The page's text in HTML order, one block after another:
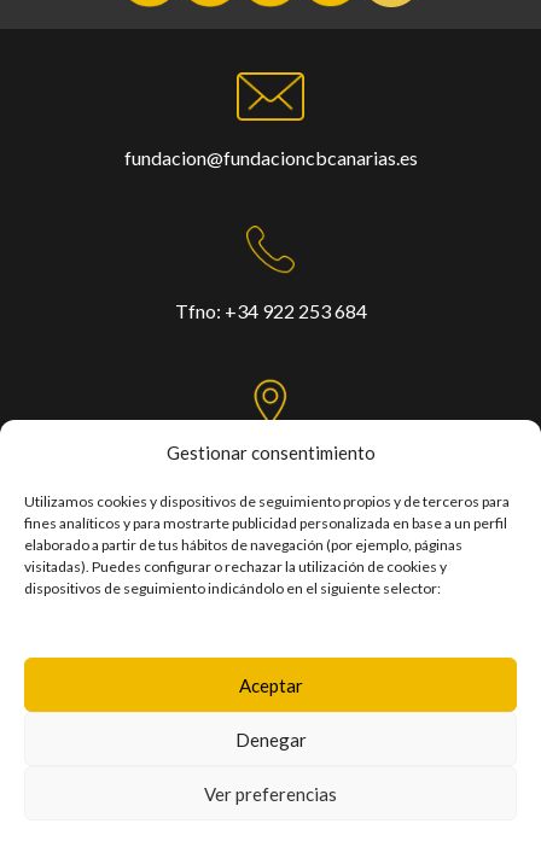
Gestionar consentimiento
Utilizamos cookies y dispositivos de seguimiento propios y de terceros para
fines analíticos y para mostrarte publicidad personalizada en base a un perfil
elaborado a partir de tus hábitos de navegación (por ejemplo, páginas
visitadas). Puedes configurar o rechazar la utilización de cookies y
dispositivos de seguimiento indicándolo en el siguiente selector:
Aceptar
Denegar
Ver preferencias
fundacion@fundacioncbcanarias.es
Tfno: +34 922 253 684
C/. Mercedes, Las Torres, s/n,
Pabellón Santiago Martín - Tercera planta
Taco / 38108 – San Cristóbal de La Laguna
POLÍTICA DE COOKIES